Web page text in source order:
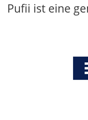
Pufii ist eine